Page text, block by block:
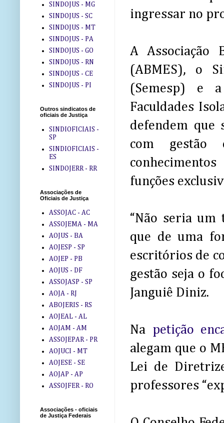
ingressar no
A Associação
(ABMES), o
(Semesp) e
Faculdades
defendem que
com gestão
funções
“Não seria um
que de uma
escritórios de
gestão seja o
Janguiê Diniz.
Na petição
alegam que o
Lei de
professores
SINDOJUS - MG
SINDOJUS - SC
SINDOJUS - MT
SINDOJUS - PA
SINDOJUS - GO
SINDOJUS - RN
SINDOJUS - CE
SINDOJUS - PI
Outros sindicatos de
oficiais de Justiça
SINDIOFICIAIS -
SP
SINDIOFICIAIS -
ES
SINDOJERR - RR
Associações de
Oficiais de Justiça
ASSOJAC - AC
ASSOJEMA - MA
AOJUS - BA
AOJESP - SP
AOJEP - PB
AOJUS - DF
ASSOJASP - SP
AOJA - RJ
ABOJERIS - RS
AOJEAL - AL
AOJAM - AM
ASSOJEPAR - PR
AOJUCI - MT
AOJESE - SE
AOJAP - AP
ASSOJFER - RO
Associações - oficiais
de Justiça Federais